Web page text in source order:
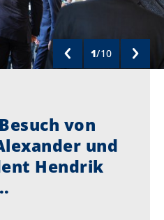
1/10
von
und
Hendrik